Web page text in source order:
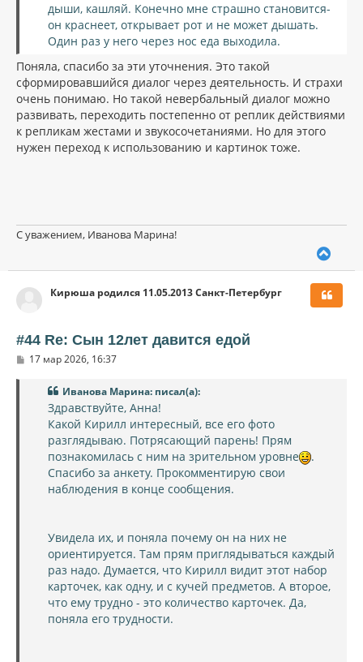
дыши, кашляй. Конечно мне страшно становится-
он краснеет, открывает рот и не может дышать.
Один раз у него через нос еда выходила.
Поняла, спасибо за эти уточнения. Это такой
сформировавшийся диалог через деятельность. И страхи
очень понимаю. Но такой невербальный диалог можно
развивать, переходить постепенно от реплик действиями
к репликам жестами и звукосочетаниями. Но для этого
нужен переход к использованию и картинок тоже.
С уважением, Иванова Марина!
у
Кирюша родился 11.05.2013 Санкт-Петербург
#44 Re: Сын 12лет давится едой
С17 мар 2026, 16:37
Иванова Марина: писал(а):
Здравствуйте, Анна!
Какой Кирилл интересный, все его фото
разглядываю. Потрясающий парень! Прям
познакомилась с ним на зрительном уровне
.
Спасибо за анкету. Прокомментирую свои
наблюдения в конце сообщения.
Увидела их, и поняла почему он на них не
ориентируется. Там прям приглядываться каждый
раз надо. Думается, что Кирилл видит этот набор
карточек, как одну, и с кучей предметов. А второе,
что ему трудно - это количество карточек. Да,
поняла его трудности.